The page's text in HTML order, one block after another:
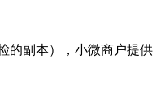
的副本），小微商户提供